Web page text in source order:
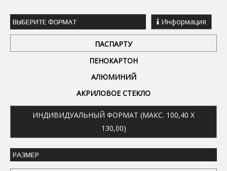
ВЫБЕРИТЕ ФОРМАТ Информация
ПАСПАРТУ
ПЕНОКАРТОН
АЛЮМИНИЙ
АКРИЛОВОЕ СТЕКЛО
ИНДИВИДУАЛЬНЫЙ ФОРМАТ (МАКС. 100,40 X
130,00)
РАЗМЕР